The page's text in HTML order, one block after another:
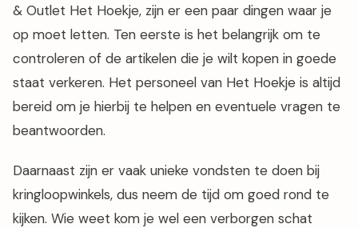
& Outlet Het Hoekje, zijn er een paar dingen waar je
op moet letten. Ten eerste is het belangrijk om te
controleren of de artikelen die je wilt kopen in goede
staat verkeren. Het personeel van Het Hoekje is altijd
bereid om je hierbij te helpen en eventuele vragen te
beantwoorden.
Daarnaast zijn er vaak unieke vondsten te doen bij
kringloopwinkels, dus neem de tijd om goed rond te
kijken. Wie weet kom je wel een verborgen schat